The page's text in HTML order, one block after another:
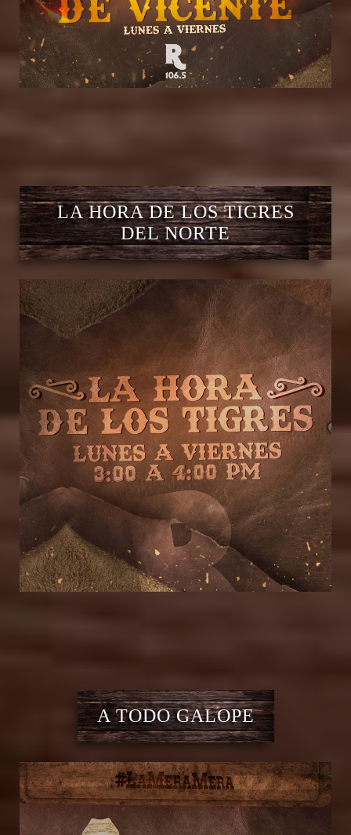
LA HORA DE LOS TIGRES
DEL NORTE
A TODO GALOPE